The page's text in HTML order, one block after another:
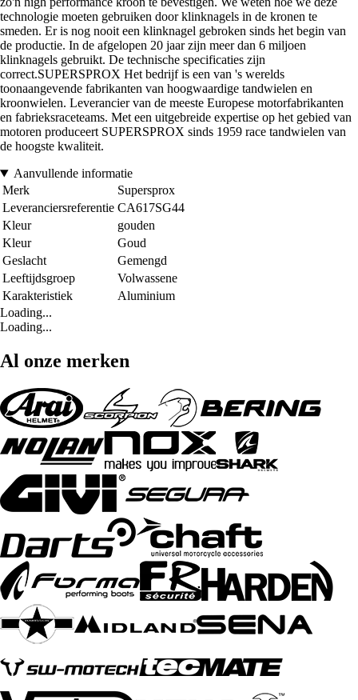
technologie moeten gebruiken door klinknagels in de kronen te
smeden. Er is nog nooit een klinknagel gebroken sinds het begin van
de productie. In de afgelopen 20 jaar zijn meer dan 6 miljoen
klinknagels gebruikt. De technische specificaties zijn
correct.SUPERSPROX Het bedrijf is een van 's werelds
toonaangevende fabrikanten van hoogwaardige tandwielen en
kroonwielen. Leverancier van de meeste Europese motorfabrikanten
en fabrieksraceteams. Met een uitgebreide expertise op het gebied van
motoren produceert SUPERSPROX sinds 1959 race tandwielen van
de hoogste kwaliteit.
Aanvullende informatie
Merk
Supersprox
Leveranciersreferentie CA617SG44
Kleur
gouden
Kleur
Goud
Geslacht
Gemengd
Leeftijdsgroep
Volwassene
Karakteristiek
Aluminium
Loading...
Loading...
Al onze merken